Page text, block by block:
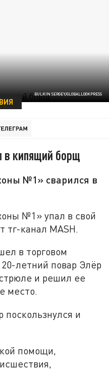
BULKIN SERGEY/GLOBALLOOKPRESS
в кипящий борщ
№1» сварился в
№1» упал в свой
канал MASH.
в торговом
летний повар Элёр
и решил ее
место.
поскользнулся и
помощи,